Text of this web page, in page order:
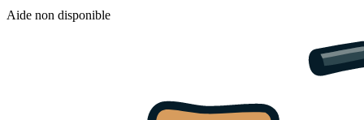
Aide non disponible